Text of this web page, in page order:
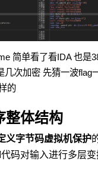
简单看了看IDA 也是
几次加密 先猜一波flag
的
整体结构
义字节码虚拟机保护
码对输入进行多层变